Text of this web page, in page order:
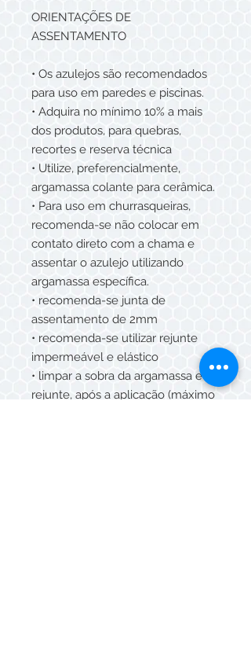
ORIENTAÇÕES DE
ASSENTAMENTO
• Os azulejos são recomendados
para uso em paredes e piscinas.
• Adquira no mínimo 10% a mais
dos produtos, para quebras,
recortes e reserva técnica
• Utilize, preferencialmente,
argamassa colante para cerâmica.
• Para uso em churrasqueiras,
recomenda-se não colocar em
contato direto com a chama e
assentar o azulejo utilizando
argamassa específica.
• recomenda-se junta de
assentamento de 2mm
• recomenda-se utilizar rejunte
impermeável e elástico
• limpar a sobra da argamassa e do
rejunte, após a aplicação (máximo